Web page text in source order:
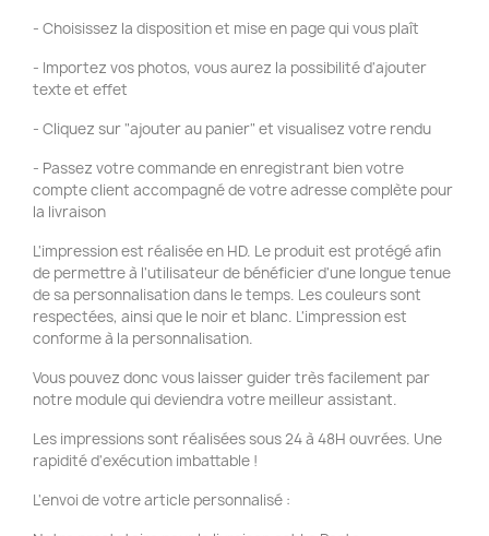
- Choisissez la disposition et mise en page qui vous plaît
- Importez vos photos, vous aurez la possibilité d'ajouter
texte et effet
- Cliquez sur "ajouter au panier" et visualisez votre rendu
- Passez votre commande en enregistrant bien votre
compte client accompagné de votre adresse complète pour
la livraison
L'impression est réalisée en HD. Le produit est protégé afin
de permettre à l'utilisateur de bénéficier d'une longue tenue
de sa personnalisation dans le temps. Les couleurs sont
respectées, ainsi que le noir et blanc. L'impression est
conforme à la personnalisation.
Vous pouvez donc vous laisser guider très facilement par
notre module qui deviendra votre meilleur assistant.
Les impressions sont réalisées sous 24 à 48H ouvrées. Une
rapidité d'exécution imbattable !
L'envoi de votre article personnalisé :